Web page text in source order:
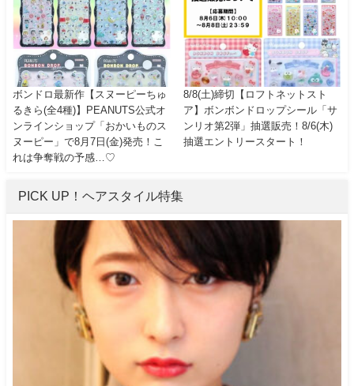
ボンドロ最新作【スヌーピーちゅ
るきら(全4種)】PEANUTS公式オ
ンラインショップ「おかいものス
ヌーピー」で8月7日(金)発売！こ
れは争奪戦の予感…♡
8/8(土)締切【ロフトネットスト
ア】ボンボンドロップシール「サ
ンリオ第2弾」抽選販売！8/6(木)
抽選エントリースタート！
PICK UP！ヘアスタイル特集